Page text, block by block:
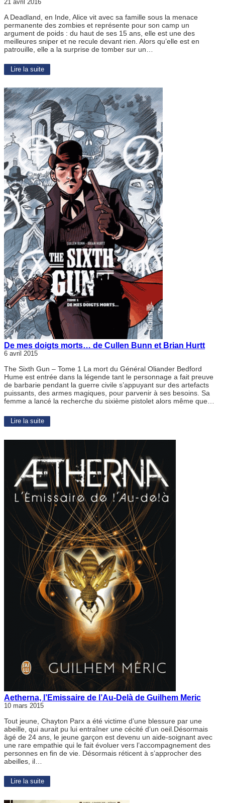
21 avril 2016
A Deadland, en Inde, Alice vit avec sa famille sous la menace
permanente des zombies et représente pour son camp un
argument de poids : du haut de ses 15 ans, elle est une des
meilleures sniper et ne recule devant rien. Alors qu’elle est en
patrouille, elle a la surprise de tomber sur un…
Lire la suite
De mes doigts morts… de Cullen Bunn et Brian Hurtt
6 avril 2015
The Sixth Gun – Tome 1 La mort du Général Oliander Bedford
Hume est entrée dans la légende tant le personnage a fait preuve
de barbarie pendant la guerre civile s’appuyant sur des artefacts
puissants, des armes magiques, pour parvenir à ses besoins. Sa
femme a lancé la recherche du sixième pistolet alors même que…
Lire la suite
Aetherna, l’Emissaire de l’Au-Delà de Guilhem Meric
10 mars 2015
Tout jeune, Chayton Parx a été victime d’une blessure par une
abeille, qui aurait pu lui entraîner une cécité d’un oeil.Désormais
âgé de 24 ans, le jeune garçon est devenu un aide-soignant avec
une rare empathie qui le fait évoluer vers l’accompagnement des
personnes en fin de vie. Désormais réticent à s’approcher des
abeilles, il…
Lire la suite